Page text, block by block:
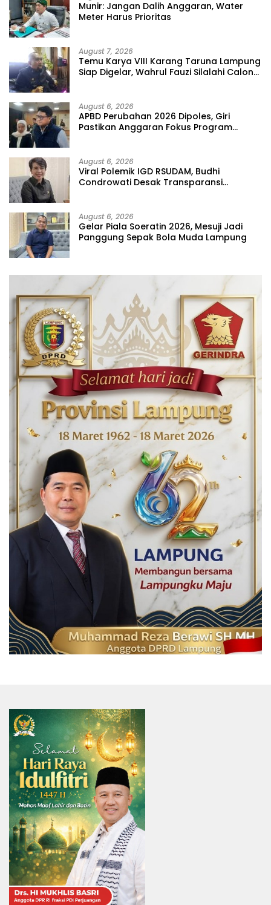
Munir: Jangan Dalih Anggaran, Water
Meter Harus Prioritas
August 7, 2026
Temu Karya VIII Karang Taruna Lampung
Siap Digelar, Wahrul Fauzi Silalahi Calon
August 6, 2026
APBD Perubahan 2026 Dipoles, Giri
Pastikan Anggaran Fokus Program
August 6, 2026
Viral Polemik IGD RSUDAM, Budhi
Condrowati Desak Transparansi
August 6, 2026
Gelar Piala Soeratin 2026, Mesuji Jadi
Panggung Sepak Bola Muda Lampung